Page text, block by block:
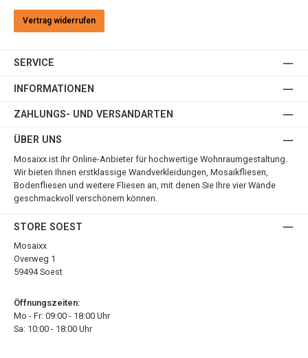
Vertrag widerrufen
SERVICE
INFORMATIONEN
ZAHLUNGS- UND VERSANDARTEN
ÜBER UNS
Mosaixx ist Ihr Online-Anbieter für hochwertige Wohnraumgestaltung.
Wir bieten Ihnen erstklassige Wandverkleidungen, Mosaikfliesen,
Bodenfliesen und weitere Fliesen an, mit denen Sie Ihre vier Wände
geschmackvoll verschönern können.
STORE SOEST
Mosaixx
Overweg 1
59494 Soest
Öffnungszeiten:
Mo - Fr: 09:00 - 18:00 Uhr
Sa: 10:00 - 18:00 Uhr